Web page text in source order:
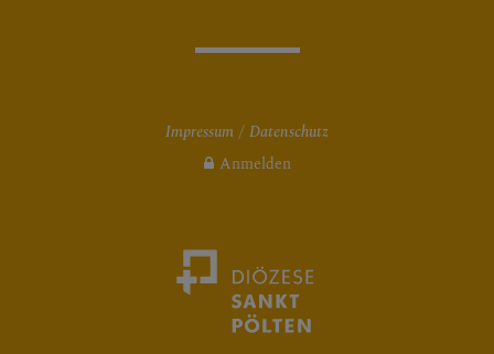
Impressum
Datenschutz
Anmelden